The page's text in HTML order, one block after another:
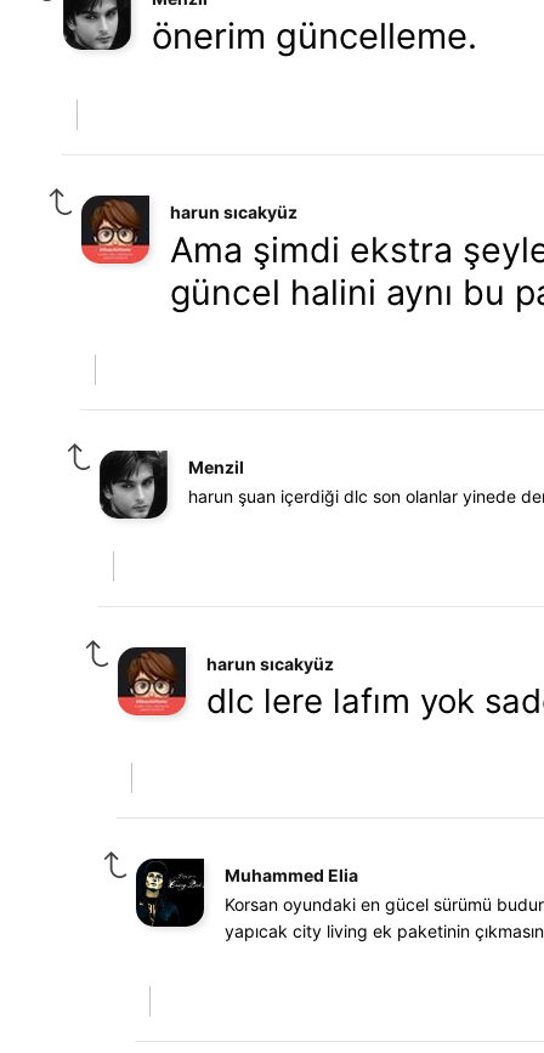
önerim güncelleme.
harun sıcakyüz
Ama şimdi ekstra
güncel halini aynı bu
Menzil
harun şuan içerdiği dlc son olanlar yinede
harun sıcakyüz
dlc lere lafım yok
Muhammed Elia
Korsan oyundaki en gücel sürümü
yapıcak city living ek paketinin